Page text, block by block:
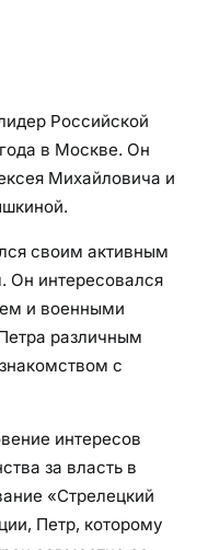
Российской
в Москве. Он
Михайловича и
своим активным
Он интересовался
и военными
различным
с
интересов
за власть в
«Стрелецкий
Петр, которому